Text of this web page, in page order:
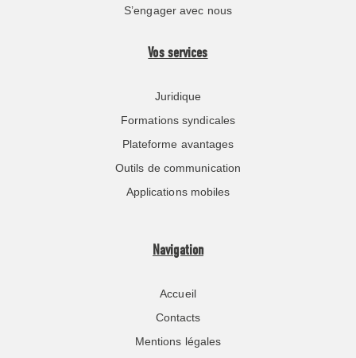
S’engager avec nous
Vos services
Juridique
Formations syndicales
Plateforme avantages
Outils de communication
Applications mobiles
Navigation
Accueil
Contacts
Mentions légales